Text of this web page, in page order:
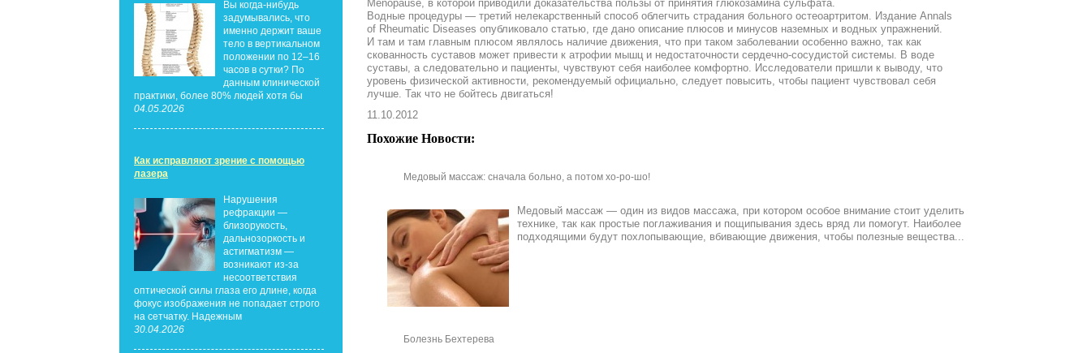
Вы когда-нибудь
задумывались, что
именно держит ваше
тело в вертикальном
положении по 12–16
часов в сутки? По
данным клинической
практики, более 80% людей хотя бы
04.05.2026
Как исправляют зрение с помощью
лазера
Нарушения
рефракции —
близорукость,
дальнозоркость и
астигматизм —
возникают из-за
несоответствия
оптической силы глаза его длине, когда
фокус изображения не попадает строго
на сетчатку. Надежным
30.04.2026
Menopause, в которой приводили доказательства пользы от принятия глюкозамина сульфата.
Водные процедуры — третий нелекарственный способ облегчить страдания больного остеоартритом. Издание Annals
of Rheumatic Diseases опубликовало статью, где дано описание плюсов и минусов наземных и водных упражнений.
И там и там главным плюсом являлось наличие движения, что при таком заболевании особенно важно, так как
скованность суставов может привести к атрофии мышц и недостаточности сердечно-сосудистой системы. В воде
суставы, а следовательно и пациенты, чувствуют себя наиболее комфортно. Исследователи пришли к выводу, что
уровень физической активности, рекомендуемый официально, следует повысить, чтобы пациент чувствовал себя
лучше. Так что не бойтесь двигаться!
11.10.2012
Похожие Новости:
Медовый массаж: сначала больно, а потом хо-ро-шо!
Медовый массаж — один из видов массажа, при котором особое внимание стоит уделить
технике, так как простые поглаживания и пощипывания здесь вряд ли помогут. Наиболее
подходящими будут похлопывающие, вбивающие движения, чтобы полезные вещества...
Болезнь Бехтерева